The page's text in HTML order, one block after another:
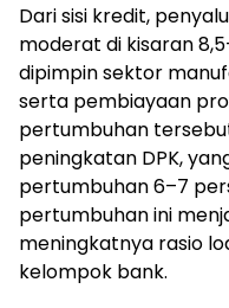
Dari sisi kredit,
moderat di kisaran
dipimpin sektor
serta pembiayaan
pertumbuhan
peningkatan DPK,
pertumbuhan 6–7
pertumbuhan ini
meningkatnya rasio
kelompok bank.